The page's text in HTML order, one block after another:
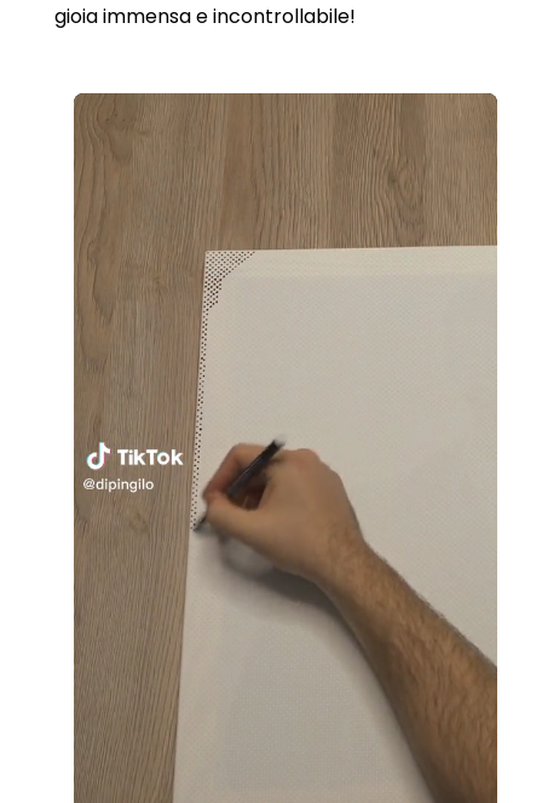
gioia immensa e incontrollabile!